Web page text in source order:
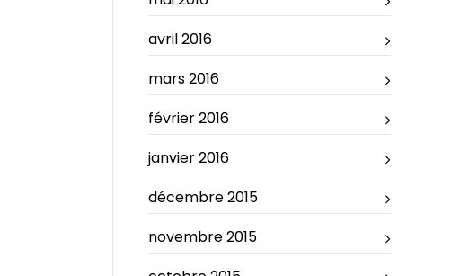
avril 2016
mars 2016
février 2016
janvier 2016
décembre 2015
novembre 2015